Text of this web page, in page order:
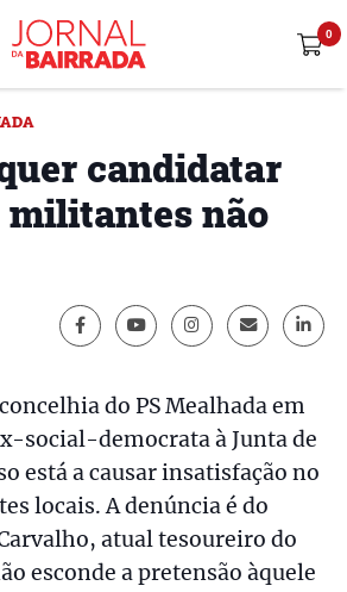
candidatar
militantes não
do PS Mealhada em
social-democrata à Junta de
está a causar insatisfação no
locais. A denúncia é do
atual tesoureiro do
esconde a pretensão àquele